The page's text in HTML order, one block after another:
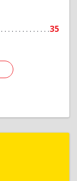
35
Вичуга г,